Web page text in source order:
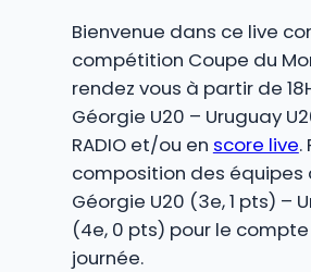
Bienvenue dans ce live
compétition Coupe du
rendez vous à partir de
Géorgie U20 – Uruguay
RADIO et/ou en score live.
composition des équipes
Géorgie U20 (3e, 1 pts) –
(4e, 0 pts) pour le
journée.